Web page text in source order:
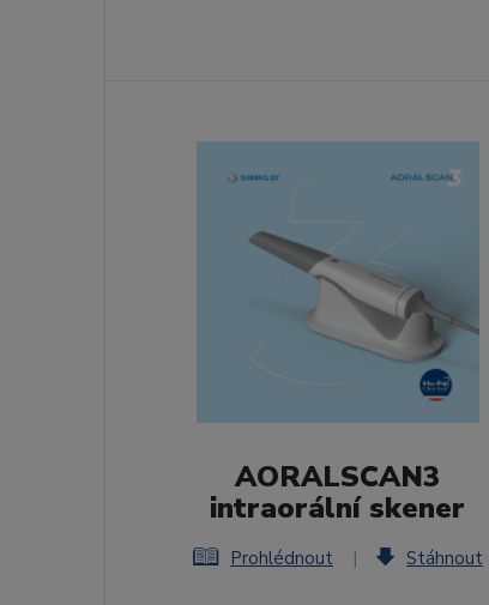
AORALSCAN3
intraorální skener
Prohlédnout | Stáhnout